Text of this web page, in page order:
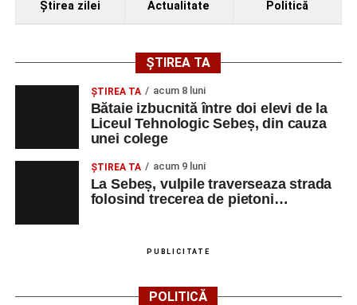
Ştirea zilei Actualitate Politică
ȘTIREA TA
ŞTIREA TA acum 8 luni
Bătaie izbucnită între doi elevi de la
Liceul Tehnologic Sebeș, din cauza
unei colege
ŞTIREA TA acum 9 luni
La Sebeș, vulpile traverseaza strada
folosind trecerea de pietoni…
PUBLICITATE
POLITICĂ